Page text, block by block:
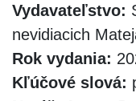
Vydavateľstvo:
nevidiacich
Rok vydania:
Kľúčové slová: